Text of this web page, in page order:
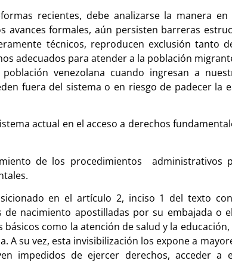
recientes, debe analizarse la manera
avances formales, aún persisten barreras
técnicos, reproducen exclusión tanto
adecuados para atender a la población
venezolana cuando ingresan a
fuera del sistema o en riesgo de padecer la
actual en el acceso a derechos
de los procedimientos administrativos
en el artículo 2, inciso 1 del texto
nacimiento apostilladas por su embajada o
como la atención de salud y la
su vez, esta invisibilización los expone a
impedidos de ejercer derechos, acceder a